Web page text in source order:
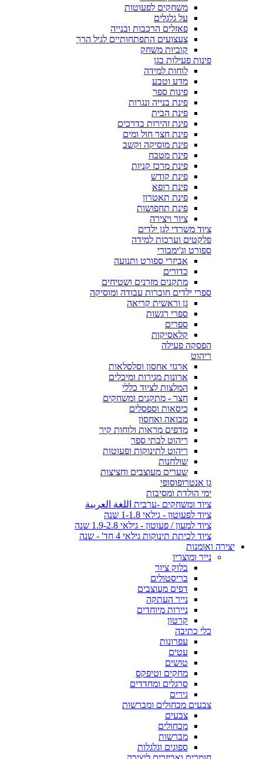
משחקים לפעוטות
על גלגלים
פאזלים הרכבות ובנייה
צעצועים התפתחותיים לגיל הרך
קוביות משחק
פינות פעילות בגן
לוחות למידה
מדע וטבע
פינות ספר
פינת בנייה ונגרות
פינת הבית
פינת זהירות בדרכים
פינת חצר חול ומים
פינת מוסיקה וקשב
פינת מטבח
פינת מרכז קניות
פינת קודש
פינת רופא
פינת תאטרון
פינת תחפושות
ציור ויצירה
ציוד משרדי לגן ילדים
פלקטים וערכות למידה
ספורט וג'ימבורי
אביזרי ספורט ותנועה
כדורים
מתקנים מזרנים ושטיחים
ספרי ילדים חוברות עבודה ומוסיקה
גן וראשית קריאה
ספרי רגשות
ספרים
קלאסיקות
הפסקה פעילה
ריהוט
ארגזי אחסון וסלסלאות
ארונות מגירות ומיכלים
המלצות לציוד כללי
חצר - מתקנים ומשחקים
כיסאות וספסלים
מבואה ואחסון
מדפים מראות ולוחות קיר
ריהוט לבתי ספר
ריהוט לתינוקות ופעוטות
שולחנות
שערים מעוצבים וחציצות
גן אנטרופוסופי
ימי הולדת ומסיבות
ציוד ומשחקים -ערבית اللغة العربية
ציוד לפעוטון - גילאי 1-1.8 שנה
ציוד למעון / פעוטון - גילאי 1.9-2.8 שנה
ציוד לכיתת תינוקות גילאי 4 חד' - שנה
יצירה ואומנות
נייר ומוצריו
בלוק ציור
בריסטולים
דפים מעוצבים
נייר העתקה
ניירות מיוחדים
קרטון
כלי כתיבה
עפרונות
עטים
טושים
מחקים וטיפקס
סרגלים ומחדדים
גירים
צבעים מכחולים ומברשות
צבעים
מכחולים
מברשות
ספוגים וגלגלות